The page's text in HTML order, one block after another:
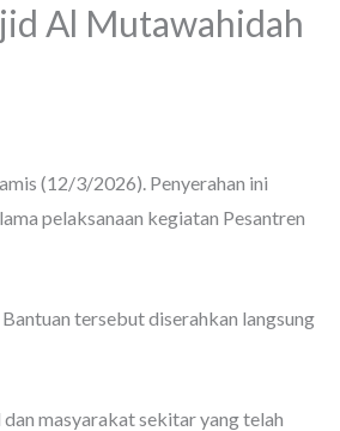
Al Mutawahidah
(12/3/2026). Penyerahan ini
pelaksanaan kegiatan Pesantren
tersebut diserahkan langsung
masyarakat sekitar yang telah